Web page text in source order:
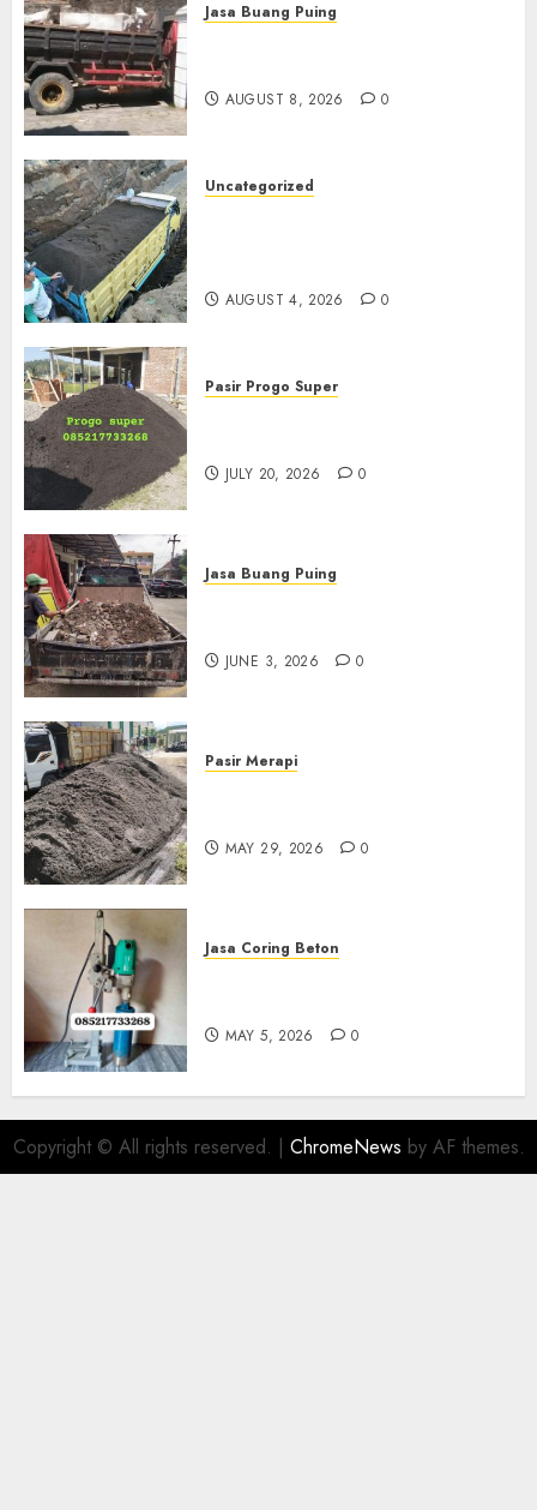
Jasa Buang Puing
AUGUST 8, 2026 0
Uncategorized
AUGUST 4, 2026 0
Pasir Progo Super
JULY 20, 2026 0
Jasa Buang Puing
JUNE 3, 2026 0
Pasir Merapi
MAY 29, 2026 0
Jasa Coring Beton
MAY 5, 2026 0
Copyright © All rights reserved. | ChromeNews by AF themes.